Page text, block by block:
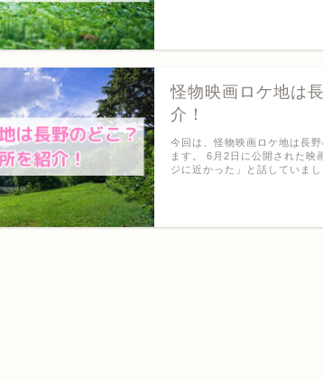
怪物映画ロケ地は
介！
今回は、怪物映画ロケ地は長
ます。 6月2日に公開された映
ジに近かった」と話していま